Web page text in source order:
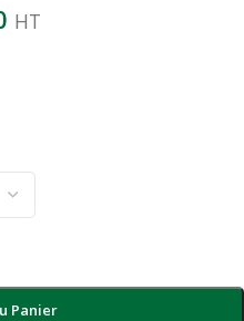
HT
Panier